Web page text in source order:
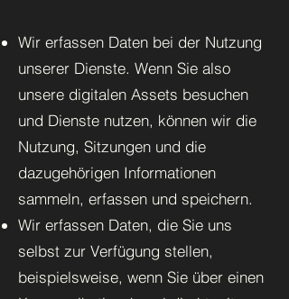
Wir erfassen Daten bei der Nutzung
unserer Dienste. Wenn Sie also
unsere digitalen Assets besuchen
und Dienste nutzen, können wir die
Nutzung, Sitzungen und die
dazugehörigen Informationen
sammeln, erfassen und speichern.
Wir erfassen Daten, die Sie uns
selbst zur Verfügung stellen,
beispielsweise, wenn Sie über einen